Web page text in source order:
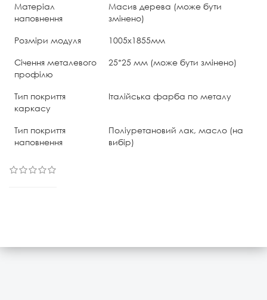
Матеріал
наповнення
Масив дерева (може бути
змінено)
Розміри модуля
1005х1855мм
Січення металевого
профілю
25*25 мм (може бути змінено)
Тип покриття
каркасу
Італійська фарба по металу
Тип покриття
наповнення
Поліуретановий лак, масло (на
вибір)